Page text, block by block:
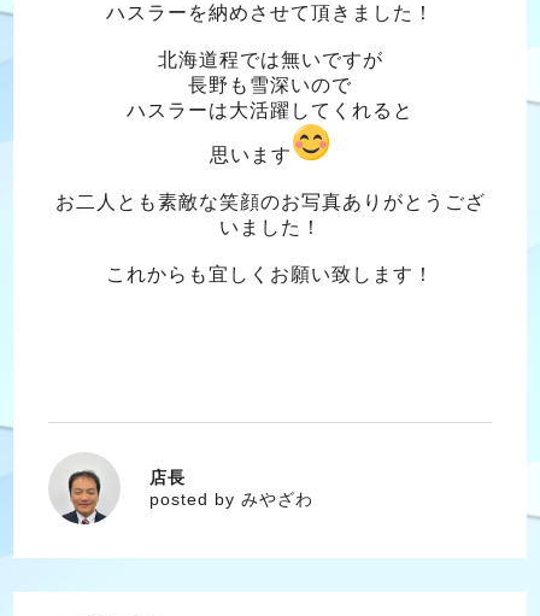
ハスラーを納めさせて頂きました！
北海道程では無いですが
長野も雪深いので
ハスラーは大活躍してくれると
思います
お二人とも素敵な笑顔のお写真ありがとうござ
いました！
これからも宜しくお願い致します！
みやざわ
店長
posted by みやざわ